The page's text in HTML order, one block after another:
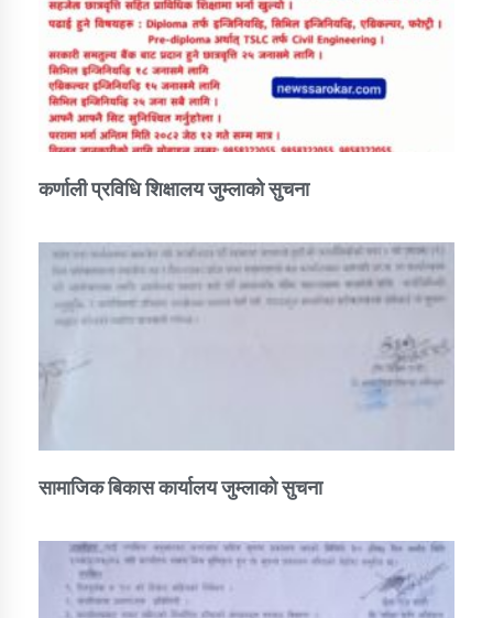
कर्णाली प्रविधि शिक्षालय जुम्लाको सुचना
सामाजिक बिकास कार्यालय जुम्लाकाे सुचना